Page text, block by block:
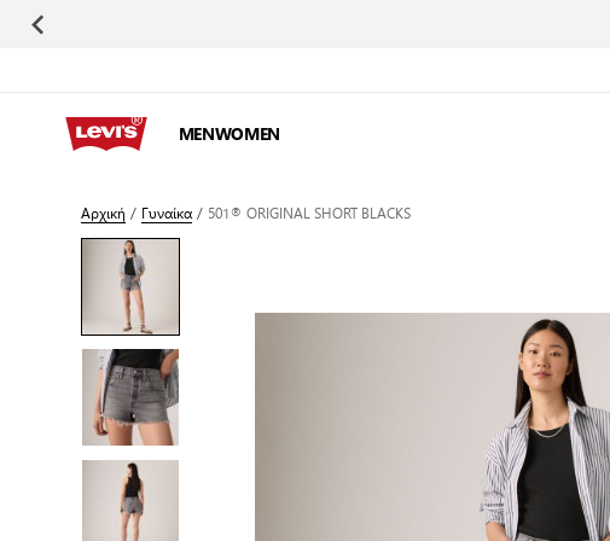
MENWOMEN
Αρχική / Γυναίκα/ 501® ORIGINAL SHORT BLACKS